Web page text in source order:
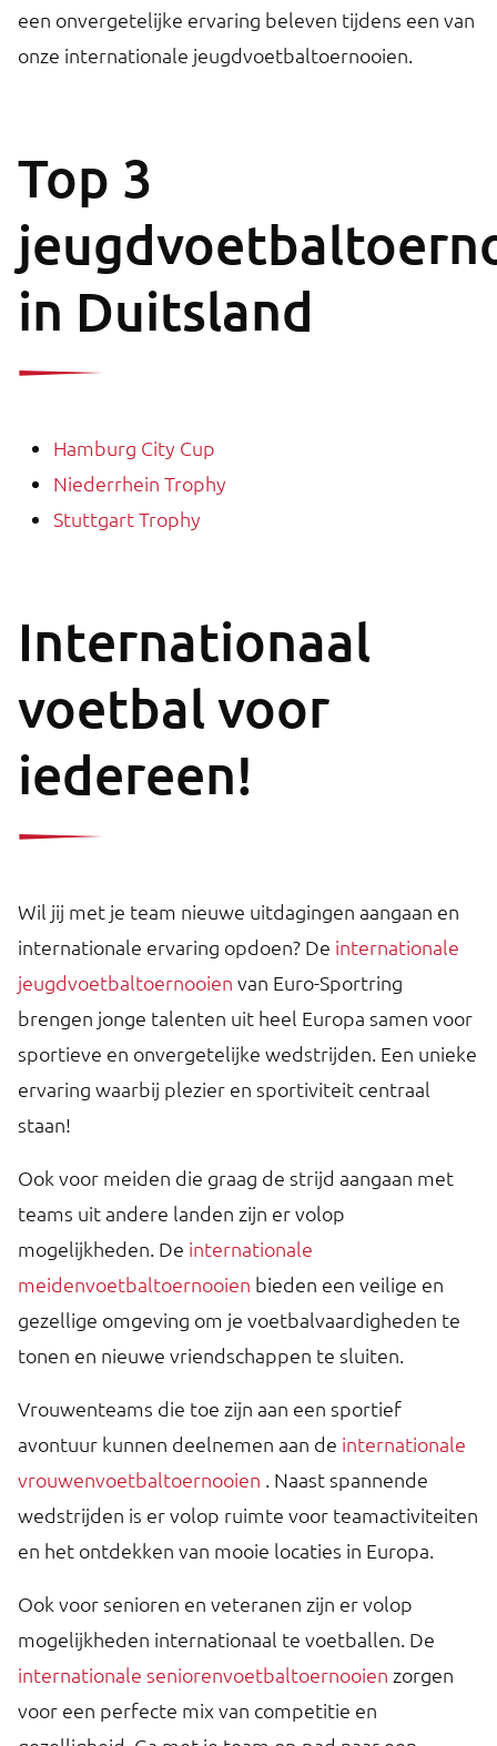
een onvergetelijke ervaring beleven tijdens een van
onze internationale jeugdvoetbaltoernooien.
Top 3
in Duitsland
Hamburg City Cup
Niederrhein Trophy
Stuttgart Trophy
Internationaal
voetbal voor
iedereen!
Wil jij met je team nieuwe uitdagingen aangaan en
internationale ervaring opdoen? De internationale
jeugdvoetbaltoernooien van Euro-Sportring
brengen jonge talenten uit heel Europa samen voor
sportieve en onvergetelijke wedstrijden. Een unieke
ervaring waarbij plezier en sportiviteit centraal
staan!
Ook voor meiden die graag de strijd aangaan met
teams uit andere landen zijn er volop
mogelijkheden. De internationale
meidenvoetbaltoernooien bieden een veilige en
gezellige omgeving om je voetbalvaardigheden te
tonen en nieuwe vriendschappen te sluiten.
Vrouwenteams die toe zijn aan een sportief
avontuur kunnen deelnemen aan de internationale
vrouwenvoetbaltoernooien . Naast spannende
wedstrijden is er volop ruimte voor teamactiviteiten
en het ontdekken van mooie locaties in Europa.
Ook voor senioren en veteranen zijn er volop
mogelijkheden internationaal te voetballen. De
internationale seniorenvoetbaltoernooien zorgen
voor een perfecte mix van competitie en